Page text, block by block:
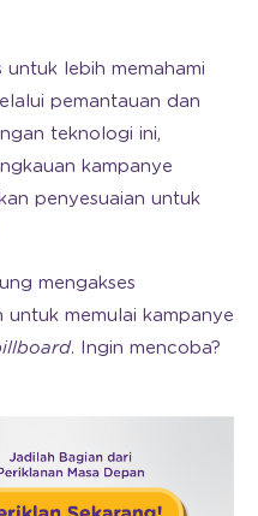
untuk lebih memahami
pemantauan dan
teknologi ini,
kampanye
penyesuaian untuk
mengakses
untuk memulai kampanye
. Ingin mencoba?